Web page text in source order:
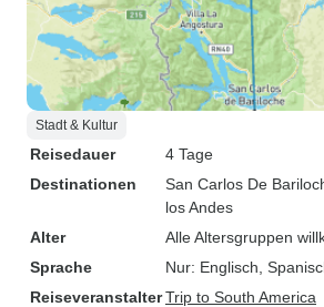
Stadt & Kultur
Reisedauer
4 Tage
Destinationen
San Carlos De
los Andes
Alter
Alle Altersgruppen
Sprache
Nur: Englisch,
ReiseveranstalterTrip to South America